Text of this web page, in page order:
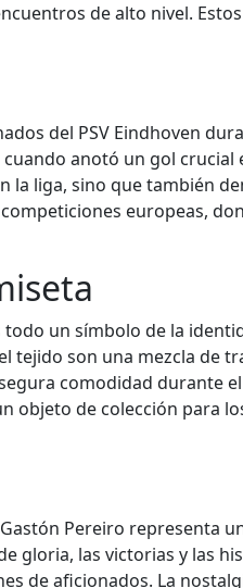
de alto nivel.
del PSV Eindhoven
anotó un gol crucial
la liga, sino que también
europeas,
un símbolo de la
tejido son una mezcla de
comodidad durante
objeto de colección para
Pereiro representa
gloria, las victorias y las
de aficionados. La